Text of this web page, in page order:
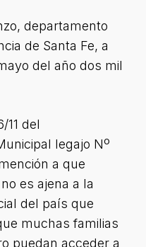
departamento
de Santa Fe, a
del año dos mil
11 del
legajo Nº
a que
es ajena a la
del país que
muchas familias
puedan acceder a